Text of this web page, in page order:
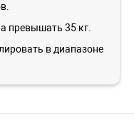
превышать 35 кг.
в диапазоне